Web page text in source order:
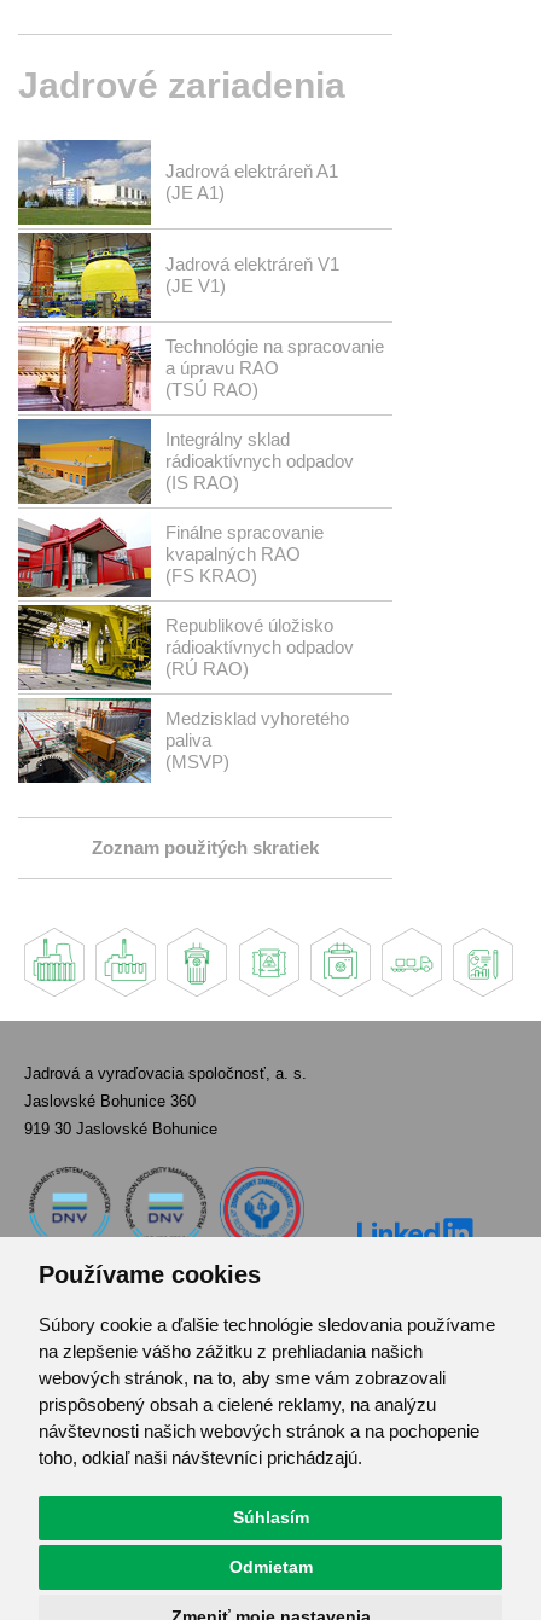
Používame cookies
Súbory cookie a ďalšie technológie sledovania používame
na zlepšenie vášho zážitku z prehliadania našich
webových stránok, na to, aby sme vám zobrazovali
prispôsobený obsah a cielené reklamy, na analýzu
návštevnosti našich webových stránok a na pochopenie
toho, odkiaľ naši návštevníci prichádzajú.
Súhlasím
Odmietam
Jadrové zariadenia
Jadrová elektráreň A1
(JE A1)
Jadrová elektráreň V1
(JE V1)
Technológie na spracovanie
a úpravu RAO
(TSÚ RAO)
Integrálny sklad
rádioaktívnych odpadov
(IS RAO)
Finálne spracovanie
kvapalných RAO
(FS KRAO)
Republikové úložisko
rádioaktívnych odpadov
(RÚ RAO)
Medzisklad vyhoretého
paliva
(MSVP)
Zoznam použitých skratiek
Jadrová a vyraďovacia spoločnosť, a. s.
Jaslovské Bohunice 360
919 30 Jaslovské Bohunice
Kontakt
Pozvánka do infocentra
Zoznam použitých skratiek
Mapa stránok
RSS
Centrum predvolieb cookies